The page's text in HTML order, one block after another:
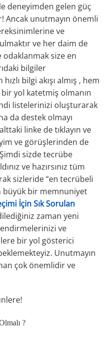
deneyimden gelen güç
Ancak unutmayın önemli
ve
ve her daim de
size en
bilgiler
bilgi akışı almış , hem
yol katetmiş olmanın
listelerinizi oluşturarak
da destek olmayı
linke de tıklayın ve
ve görüşlerinden de
sizde tecrübe
ve hazırsınız tüm
sizleride “en tecrübeli
büyük bir memnuniyet
İçin Sık Sorulan
zaman yeni
ve
bir yol gösterici
Unutmayın
çok önemlidir ve